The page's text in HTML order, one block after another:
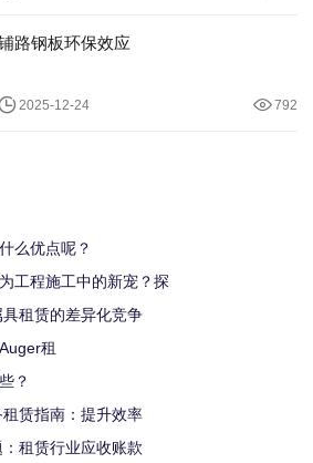
路钢板环保效应
2025-12-24 792
么优点呢？
工程施工中的新宠？探
租赁的差异化竞争
租
？
赁指南：提升效率
租赁行业应收账款